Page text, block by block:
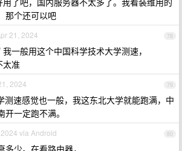
那个还可以吧
78
21, 2024
我一般用这个中国科学技术大学测速，
太准
79
2024
测速感觉也一般，我这东北大学就能跑满，中
一定跑不满。
80
via Android
少。在看路由器，